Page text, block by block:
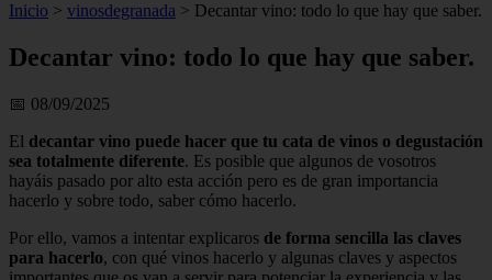
Inicio > vinosdegranada > Decantar vino: todo lo que hay que saber.
Decantar vino: todo lo que hay que saber.
📅 08/09/2025
El decantar vino puede hacer que tu cata de vinos o degustación
sea totalmente diferente. Es posible que algunos de vosotros
hayáis pasado por alto esta acción pero es de gran importancia
hacerlo y sobre todo, saber cómo hacerlo.
Por ello, vamos a intentar explicaros de forma sencilla las claves
para hacerlo, con qué vinos hacerlo y algunas claves y aspectos